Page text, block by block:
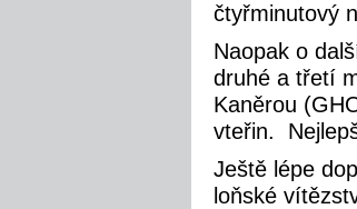
čtyřminutový
Naopak o
druhé a třetí
Kaněrou
vteřin.
Ještě lépe
loňské